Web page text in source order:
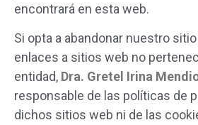
encontrará en esta web.
Si opta a abandonar nuestro
enlaces a sitios web no
entidad, Dra. Gretel Irina
responsable de las políticas de
dichos sitios web ni de las